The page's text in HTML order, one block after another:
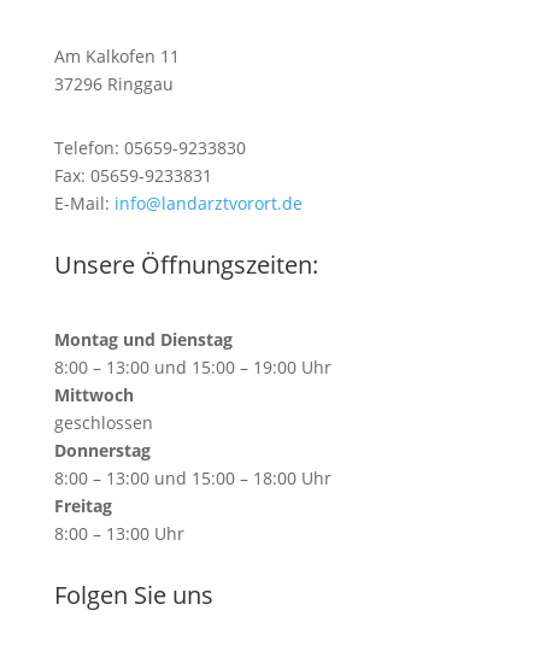
Am Kalkofen 11
37296 Ringgau
Telefon: 05659-9233830
Fax: 05659-9233831
E-Mail: info@landarztvorort.de
Unsere Öffnungszeiten:
Montag und Dienstag
8:00 – 13:00 und 15:00 – 19:00 Uhr
Mittwoch
geschlossen
Donnerstag
8:00 – 13:00 und 15:00 – 18:00 Uhr
Freitag
8:00 – 13:00 Uhr
Folgen Sie uns